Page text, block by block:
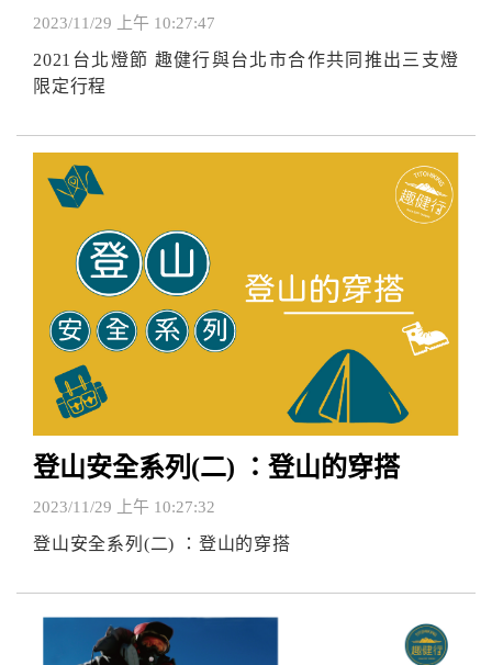
2023/11/29 上午 10:27:47
2021台北燈節 趣健行與台北市合作共同推出三支燈
限定行程
登山安全系列(二) ：登山的穿搭
2023/11/29 上午 10:27:32
登山安全系列(二) ：登山的穿搭